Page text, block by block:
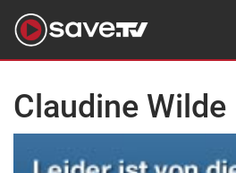
Claudine Wilde